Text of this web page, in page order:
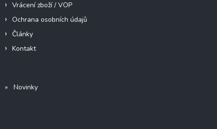
Vrácení zboží / VOP
Ochrana osobních údajů
Články
Kontakt
» Novinky